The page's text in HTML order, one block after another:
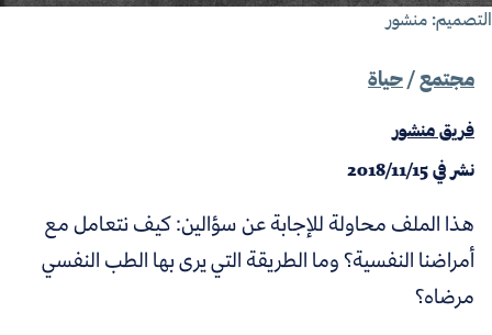
منشور
مجتمع/ حياة
فريق منشور
نشر في2018/11/15
هذا الملف محاولة للإجابة عن سؤالين: كيف نتعامل مع
أمراضنا النفسية؟ وما الطريقة التي يرى بها الطب النفسي
مرضاه؟